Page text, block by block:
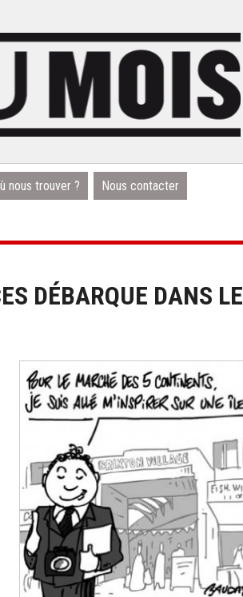
nous trouver ? Nous contacter
DÉBARQUE DANS LE